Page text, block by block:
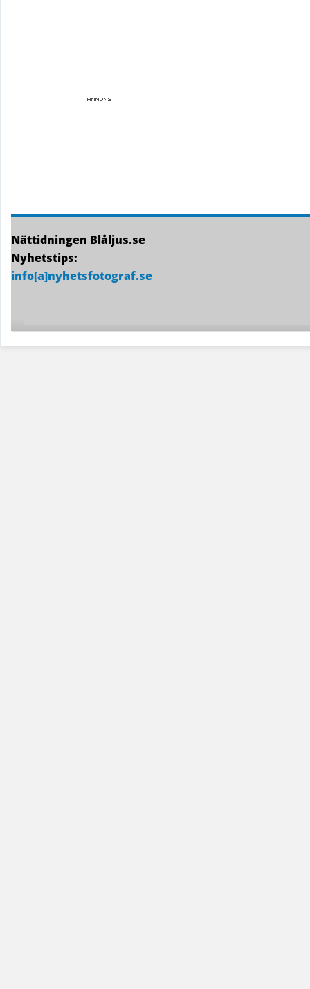
Nättidningen Blåljus.se
Nyhetstips:
info[a]nyhetsfotograf.se